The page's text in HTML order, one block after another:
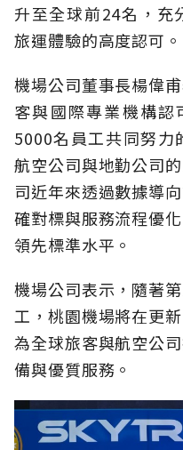
升至全球前24名，充
旅運體驗的高度認可。
機場公司董事長楊偉
客與國際專業機構
5000名員工共同努力
航空公司與地勤公司
司近年來透過數據導
確對標與服務流程優
領先標準水平。
機場公司表示，隨著
工，桃園機場將在更
為全球旅客與航空公
備與優質服務。